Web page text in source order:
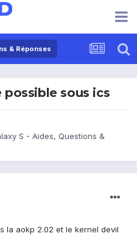
& Réponses
sous ics
S - Aides, Questions &
la aokp 2.02 et le kernel devil